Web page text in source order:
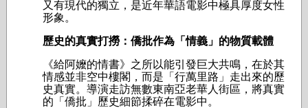
又有現代的獨立，是近年華語電影中極具厚度女性
形象。
歷史的真實打撈：僑批作為「情義」的物質載體
《給阿嬤的情書》之所以能引發巨大共鳴，在於其
情感並非空中樓閣，而是「行萬里路」走出來的歷
史真實。導演走訪無數東南亞老華人街區，將真實
的「僑批」歷史細節揉碎在電影中。